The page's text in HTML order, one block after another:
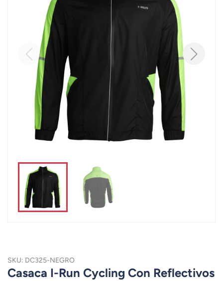
SKU: DC325-NEGRO
Casaca I-Run Cycling Con Reflectivos